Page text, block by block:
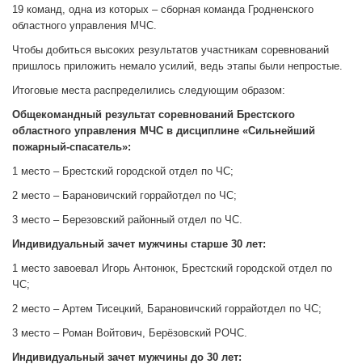
19 команд, одна из которых – сборная команда Гродненского
областного управления МЧС.
Чтобы добиться высоких результатов участникам соревнований
пришлось приложить немало усилий, ведь этапы были непростые.
Итоговые места распределились следующим образом:
Общекомандный результат соревнований Брестского
областного управления МЧС в дисциплине «Сильнейший
пожарный-спасатель»:
1 место – Брестский городской отдел по ЧС;
2 место – Барановичский горрайотдел по ЧС;
3 место – Березовский районный отдел по ЧС.
Индивидуальный зачет мужчины старше 30 лет:
1 место завоевал Игорь Антонюк, Брестский городской отдел по
ЧС;
2 место – Артем Тисецкий, Барановичский горрайотдел по ЧС;
3 место – Роман Войтович, Берёзовский РОЧС.
Индивидуальный зачет мужчины до 30 лет: